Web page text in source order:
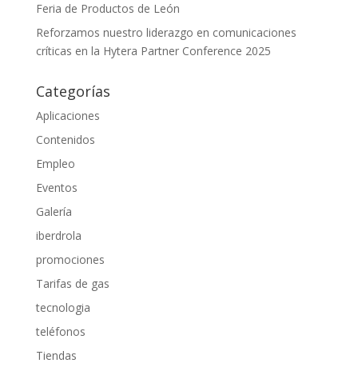
Feria de Productos de León
Reforzamos nuestro liderazgo en comunicaciones
críticas en la Hytera Partner Conference 2025
Categorías
Aplicaciones
Contenidos
Empleo
Eventos
Galería
iberdrola
promociones
Tarifas de gas
tecnologia
teléfonos
Tiendas